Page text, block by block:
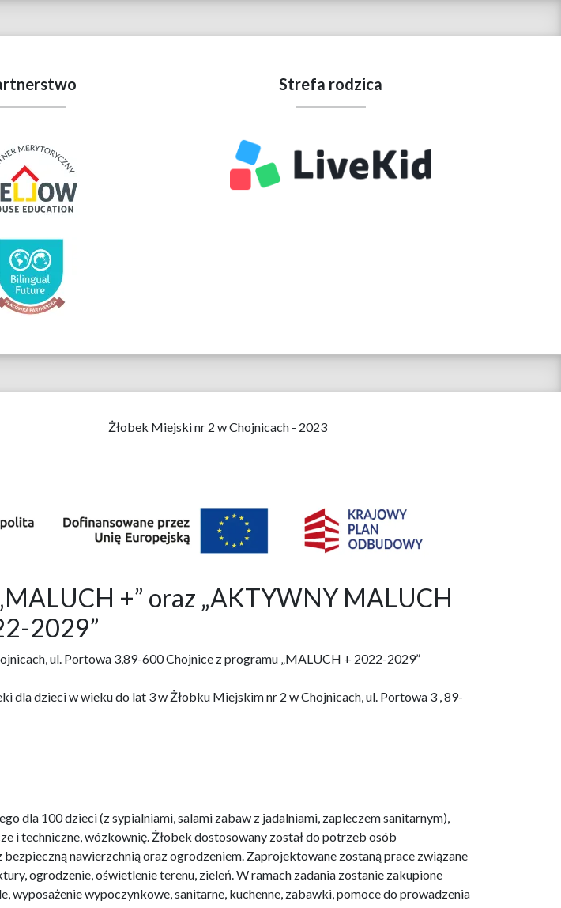
Strefa rodzica
Żłobek Miejski nr 2 w Chojnicach - 2023
+” oraz „AKTYWNY MALUCH
2029”
ul. Portowa 3,89-600 Chojnice z programu „MALUCH + 2022-2029”
dzieci w wieku do lat 3 w Żłobku Miejskim nr 2 w Chojnicach, ul. Portowa 3 , 89-
dla 100 dzieci (z sypialniami, salami zabaw z jadalniami, zapleczem sanitarnym),
i techniczne, wózkownię. Żłobek dostosowany został do potrzeb osób
nawierzchnią oraz ogrodzeniem. Zaprojektowane zostaną prace związane
ogrodzenie, oświetlenie terenu, zieleń. W ramach zadania zostanie zakupione
wyposażenie wypoczynkowe, sanitarne, kuchenne, zabawki, pomoce do prowadzenia